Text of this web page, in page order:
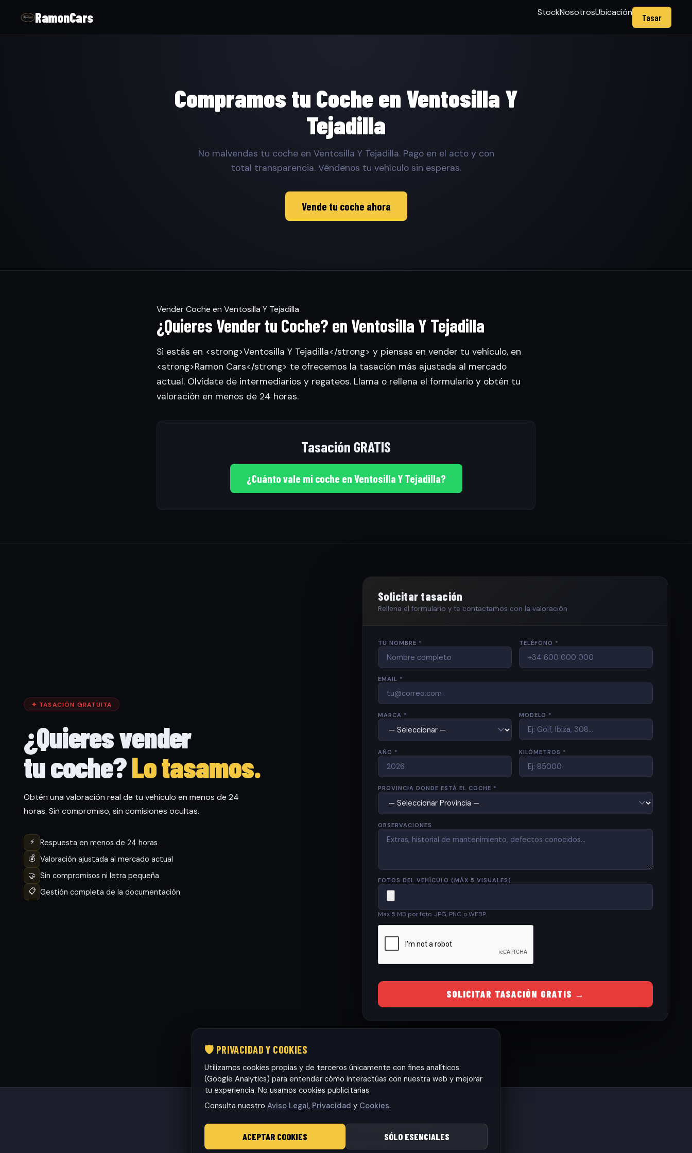
RamonCars StockNosotrosUbicación Tasar
Compramos tu Coche en Ventosilla Y
Tejadilla
No malvendas tu coche en Ventosilla Y Tejadilla. Pago en el acto y con
total transparencia. Véndenos tu vehículo sin esperas.
Vende tu coche ahora
Vender Coche en Ventosilla Y Tejadilla
¿Quieres Vender tu Coche? en Ventosilla Y Tejadilla
Si estás en <strong>Ventosilla Y Tejadilla</strong> y piensas en vender tu vehículo, en
<strong>Ramon Cars</strong> te ofrecemos la tasación más ajustada al mercado
actual. Olvídate de intermediarios y regateos. Llama o rellena el formulario y obtén tu
valoración en menos de 24 horas.
Tasación GRATIS
¿Cuánto vale mi coche en Ventosilla Y Tejadilla?
✦ TASACIÓN GRATUITA
¿Quieres vender
tu coche?Lo tasamos.
Obtén una valoración real de tu vehículo en menos de 24
horas. Sin compromiso, sin comisiones ocultas.
⚡
Respuesta en menos de 24 horas
💰 Valoración ajustada al mercado actual
🤝 Sin compromisos ni letra pequeña
📋 Gestión completa de la documentación
Solicitar tasación
Rellena el formulario y te contactamos con la valoración
TU NOMBRE * TELÉFONO *
EMAIL *
MARCA * MODELO *
AÑO * KILÓMETROS *
PROVINCIA DONDE ESTÁ EL COCHE *
OBSERVACIONES
FOTOS DEL VEHÍCULO (MÁX 5 VISUALES)
Max 5 MB por foto. JPG, PNG o WEBP.
SOLICITAR TASACIÓN GRATIS →
© 2026 RamonCars. Todos los derechos reservados.
🛡️ PRIVACIDAD Y COOKIES
Utilizamos cookies propias y de terceros únicamente con fines analíticos
(Google Analytics) para entender cómo interactúas con nuestra web y mejorar
tu experiencia. No usamos cookies publicitarias.
Consulta nuestro Aviso Legal, Privacidad y Cookies.
ACEPTAR COOKIES SÓLO ESENCIALES